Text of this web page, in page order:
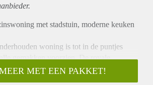
met stadstuin, moderne keuken
woning is tot in de puntjes
gemakken voorzien. De royale
luxe eilandkeuken en complete
optimaal wooncomfort. Met drie
MET EEN PAKKET!